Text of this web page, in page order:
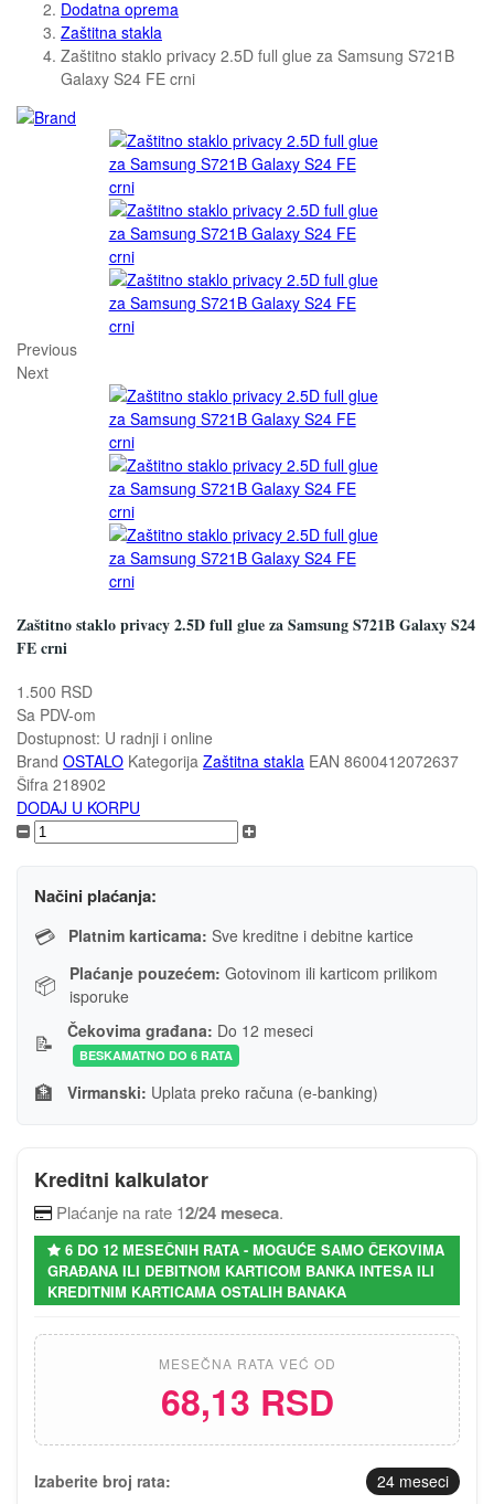
Dodatna oprema
Zaštitna stakla
Zaštitno staklo privacy 2.5D full glue za Samsung S721B
Galaxy S24 FE crni
Previous
Next
Zaštitno staklo privacy 2.5D full glue za Samsung S721B Galaxy S24
FE crni
1.500 RSD
Sa PDV-om
Dostupnost: U radnji i online
Brand OSTALO Kategorija Zaštitna stakla EAN 8600412072637
Šifra 218902
DODAJ U KORPU
Načini plaćanja:
💳 Platnim karticama: Sve kreditne i debitne kartice
📦 Plaćanje pouzećem: Gotovinom ili karticom prilikom
isporuke
📝 Čekovima građana: Do 12 meseci
BESKAMATNO DO 6 RATA
🏦 Virmanski: Uplata preko računa (e-banking)
Kreditni kalkulator
Plaćanje na rate 12/24 meseca.
6 DO 12 MESEČNIH RATA - MOGUĆE SAMO ČEKOVIMA
GRAĐANA ILI DEBITNOM KARTICOM BANKA INTESA ILI
KREDITNIM KARTICAMA OSTALIH BANAKA
MESEČNA RATA VEĆ OD
68,13 RSD
Izaberite broj rata: 24 meseci